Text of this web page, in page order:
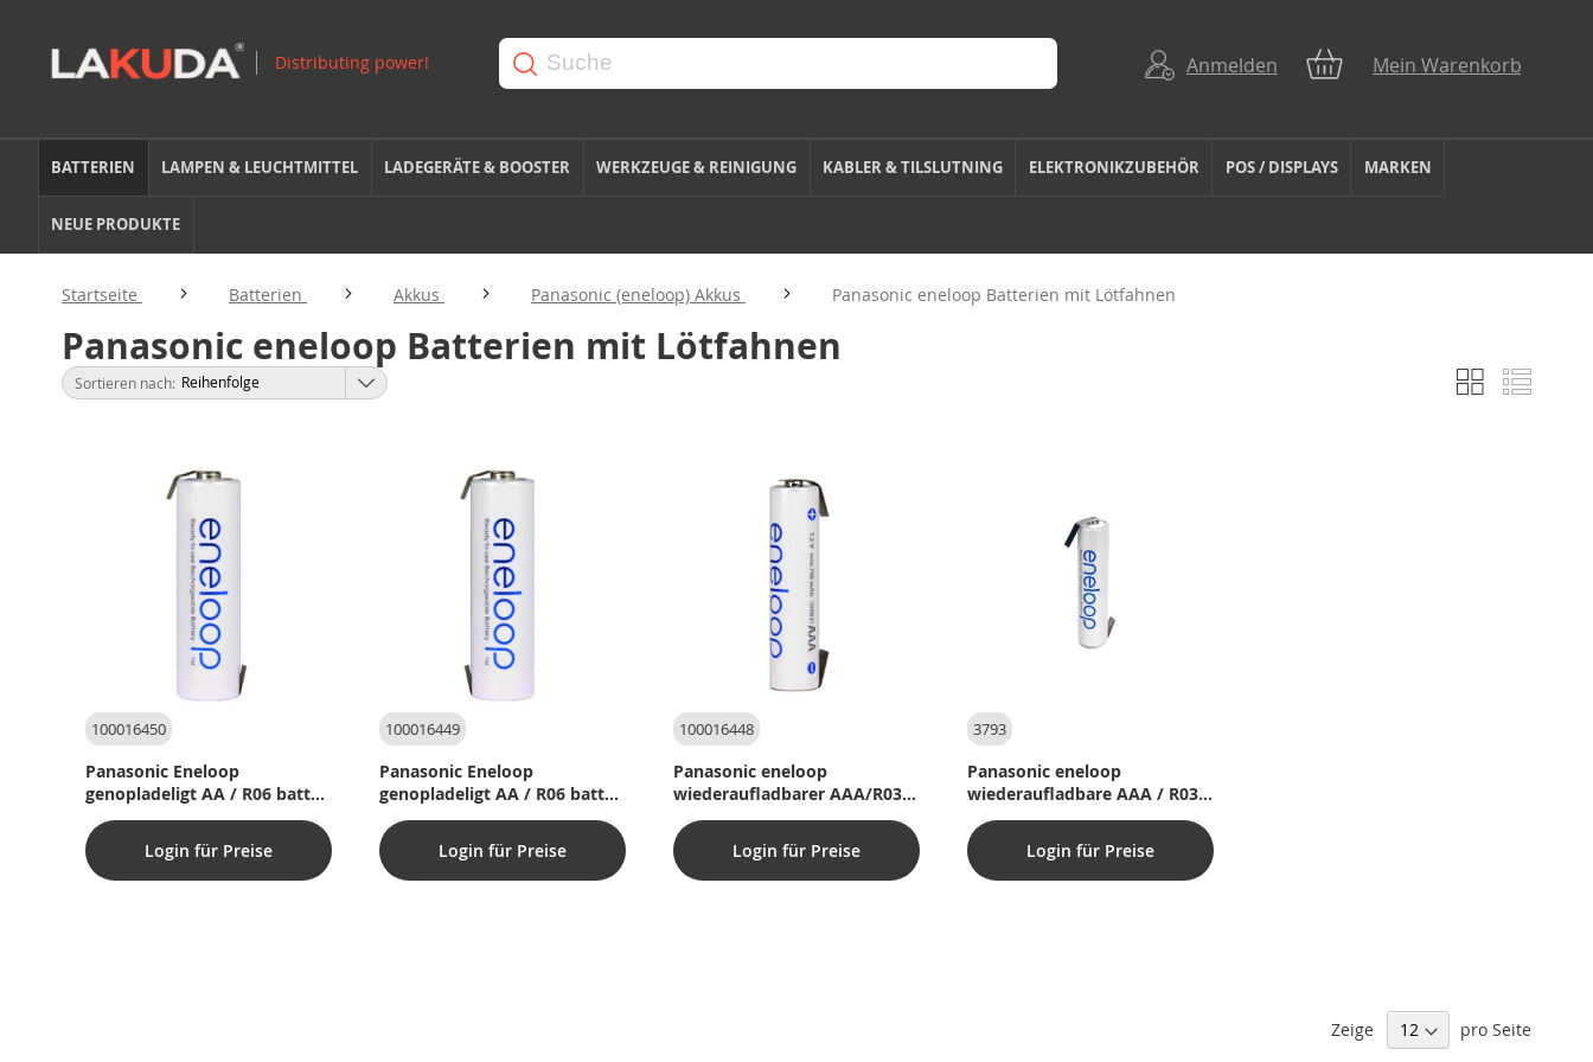
Anmelden Mein Warenkorb
BATTERIEN LAMPEN & LEUCHTMITTEL LADEGERÄTE & BOOSTER WERKZEUGE & REINIGUNG KABLER & TILSLUTNING ELEKTRONIKZUBEHÖR POS / DISPLAYS MARKEN
NEUE PRODUKTE
Startseite Batterien Akkus Panasonic (eneloop) Akkus Panasonic eneloop Batterien mit Lötfahnen
Panasonic eneloop Batterien mit Lötfahnen
Anzeigen
als
Liste Liste
Sortieren nach
100016450
Panasonic Eneloop
genopladeligt AA / R06 batteri
med Z-loddeflig - 1 stk.
Login für Preise
100016449
Panasonic Eneloop
genopladeligt AA / R06 batteri
med C-loddeflig - 1 stk.
Login für Preise
100016448
Panasonic eneloop
wiederaufladbarer AAA/R03-
Akku mit C-Lötfahne – 1 Stk.
Login für Preise
3793
Panasonic eneloop
wiederaufladbare AAA / R03
Batterie mit Z-Lötfahne - 1
Stk.
Login für Preise
Zeige pro Seite